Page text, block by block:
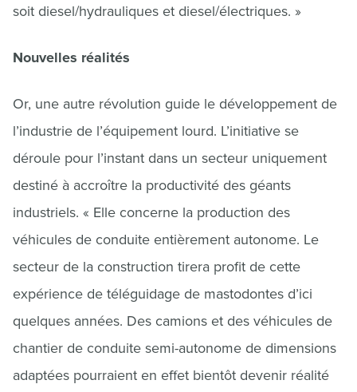
soit diesel/hydrauliques et diesel/électriques. »
Nouvelles réalités
Or, une autre révolution guide le développement de
l’industrie de l’équipement lourd. L’initiative se
déroule pour l’instant dans un secteur uniquement
destiné à accroître la productivité des géants
industriels. « Elle concerne la production des
véhicules de conduite entièrement autonome. Le
secteur de la construction tirera profit de cette
expérience de téléguidage de mastodontes d’ici
quelques années. Des camions et des véhicules de
chantier de conduite semi-autonome de dimensions
adaptées pourraient en effet bientôt devenir réalité